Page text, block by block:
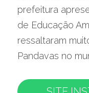
prefeitura
de Educação
ressaltaram
Pandavas no